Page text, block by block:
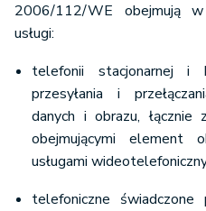
2006/112/WE obejmują w
usługi:
telefonii stacjonarnej i
przesyłania i
danych i obrazu, łącznie
obejmującymi element
usługami
telefoniczne